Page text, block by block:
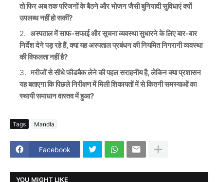
तो फिर अब तक परिजनों के बैठने और भोजन जैसी बुनियादी सुविधाएं क्यों
उपलब्ध नहीं हो सकीं?
अस्पताल में साफ-सफाई और सूचना व्यवस्था सुधारने के लिए बार-बार
निर्देश देने पड़ रहे हैं, क्या यह अस्पताल प्रबंधन की नियमित निगरानी व्यवस्था
की विफलता नहीं है?
मरीजों से सीधे फीडबैक लेने की पहल सराहनीय है, लेकिन क्या प्रशासन
यह बताएगा कि पिछले निरीक्षण में मिली शिकायतों में से कितनी समस्याओं का
स्थायी समाधान वास्तव में हुआ?
Tags Mandla
Facebook
YOU MIGHT LIKE